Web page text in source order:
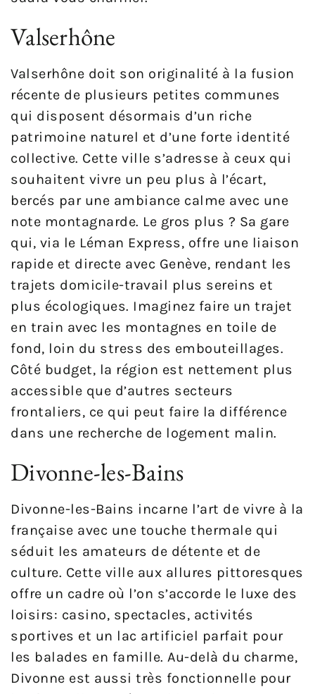
Valserhône
Valserhône doit son originalité à la fusion
récente de plusieurs petites communes
qui disposent désormais d’un riche
patrimoine naturel et d’une forte identité
collective. Cette ville s’adresse à ceux qui
souhaitent vivre un peu plus à l’écart,
bercés par une ambiance calme avec une
note montagnarde. Le gros plus ? Sa gare
qui, via le Léman Express, offre une liaison
rapide et directe avec Genève, rendant les
trajets domicile-travail plus sereins et
plus écologiques. Imaginez faire un trajet
en train avec les montagnes en toile de
fond, loin du stress des embouteillages.
Côté budget, la région est nettement plus
accessible que d’autres secteurs
frontaliers, ce qui peut faire la différence
dans une recherche de logement malin.
Divonne-les-Bains
Divonne-les-Bains incarne l’art de vivre à la
française avec une touche thermale qui
séduit les amateurs de détente et de
culture. Cette ville aux allures pittoresques
offre un cadre où l’on s’accorde le luxe des
loisirs: casino, spectacles, activités
sportives et un lac artificiel parfait pour
les balades en famille. Au-delà du charme,
Divonne est aussi très fonctionnelle pour